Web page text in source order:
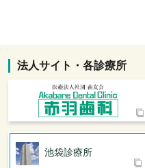
法人サイト・各診療所
池袋診療所